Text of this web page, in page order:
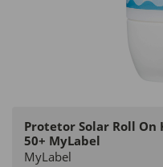
Protetor Solar Roll On
50+ MyLabel
MyLabel